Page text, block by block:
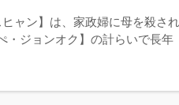
ャン】は、家政婦に母を殺さ
・ジョンオク】の計らいで長年